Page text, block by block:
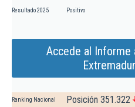
Resultado 2025 Positivo
Accede al Informe
Ranking Nacional Posición 351.322